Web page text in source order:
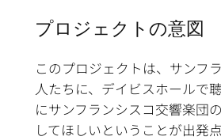
プロジェクトの意図
このプロジェクトは、サンフ
人たちに、デイビスホールで
にサンフランシスコ交響楽団
してほしいということが出発点